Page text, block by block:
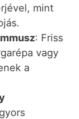
mint
: Friss
vagy
a